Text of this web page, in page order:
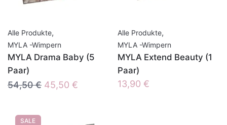
Alle Produkte,
MYLA -Wimpern
MYLA Drama Baby (5
Paar)
54,50€ Ursprünglicher
45,50 €
Alle Produkte,
MYLA -Wimpern
MYLA Extend Beauty (1
Paar)
13,90 €
SALE